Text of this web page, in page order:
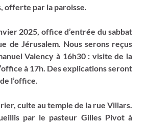
offerte par la paroisse.
2025 , office d’entrée du sabbat
de Jérusalem. Nous serons reçus
Valency à 16h30 : visite de la
à 17h. Des explications seront
l’office.
, culte au temple de la rue Villars.
par le pasteur Gilles Pivot à